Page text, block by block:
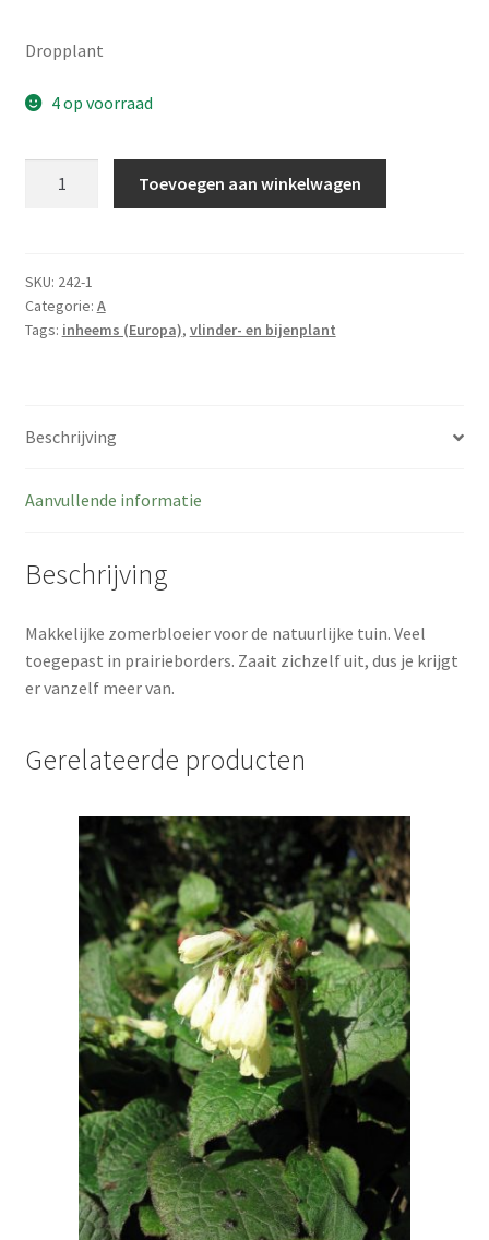
Ecologie, duurzaamheid, klimaat en biodiversiteit
De moerplantentuin
Nieuws
Dropplant
4 op voorraad
Toevoegen aan winkelwagen
SKU: 242-1
Categorie: A
Tags: inheems (Europa), vlinder- en bijenplant
Beschrijving
Aanvullende informatie
Beschrijving
Makkelijke zomerbloeier voor de natuurlijke tuin. Veel
toegepast in prairieborders. Zaait zichzelf uit, dus je krijgt
er vanzelf meer van.
Gerelateerde producten